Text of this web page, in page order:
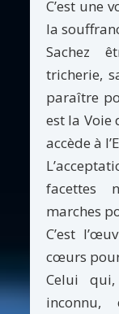
C’est une
la
Sachez
tricherie,
paraître
est la Voie
accède à
facettes
marches
C’est
cœurs pour
Celui qui,
inconnu,